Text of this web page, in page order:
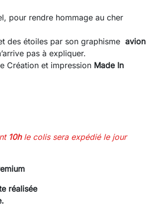
pour rendre hommage au cher
des étoiles par son graphisme avion
pas à expliquer.
Création et impression Made In
10hle colis sera expédié le jour
réalisée